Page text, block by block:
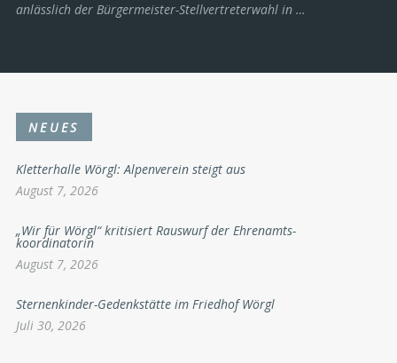
anlässlich der Bürgermeister-Stellvertreterwahl in …
NEUES
Kletterhalle Wörgl: Alpenverein steigt aus
August 7, 2026
„Wir für Wörgl“ kritisiert Rauswurf der Ehrenamts-
koordinatorin
August 7, 2026
Sternenkinder-Gedenkstätte im Friedhof Wörgl
Juli 30, 2026